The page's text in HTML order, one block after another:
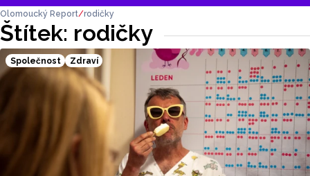
Štítek: rodičky
Olomoucký Report rodičky
Společnost Zdraví